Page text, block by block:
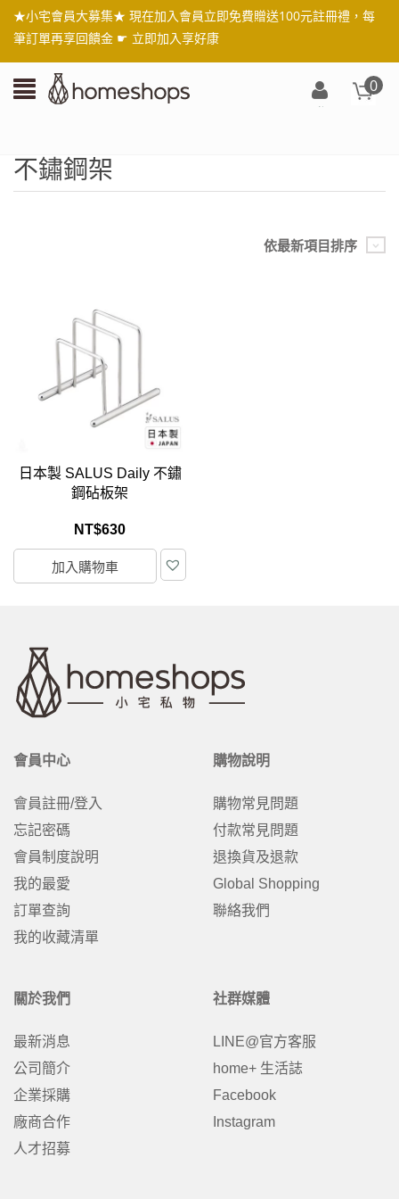
★小宅會員大募集★ 現在加入會員立即免費贈送100元註冊禮，每
筆訂單再享回饋金 ☛ 立即加入享好康
0
不鏽鋼架
依最新項目排序
日本製 SALUS Daily 不鏽
鋼砧板架
NT$630
加入購物車
會員中心
會員註冊/登入
忘記密碼
會員制度說明
我的最愛
訂單查詢
我的收藏清單
購物說明
購物常見問題
付款常見問題
退換貨及退款
Global Shopping
聯絡我們
關於我們
最新消息
公司簡介
企業採購
廠商合作
人才招募
社群媒體
LINE@官方客服
home+ 生活誌
Facebook
Instagram